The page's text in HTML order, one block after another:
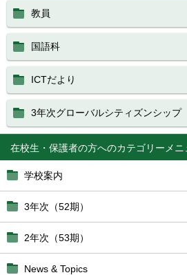
在校生・保護者の方へ
学校案内
3年次（52期）
2年次（53期）
News & Topics
教員
国語科
ICTだより
3年次グローバルシティズンシップ